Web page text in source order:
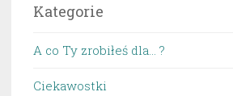
Kategorie
A co Ty zrobiłeś dla… ?
Ciekawostki